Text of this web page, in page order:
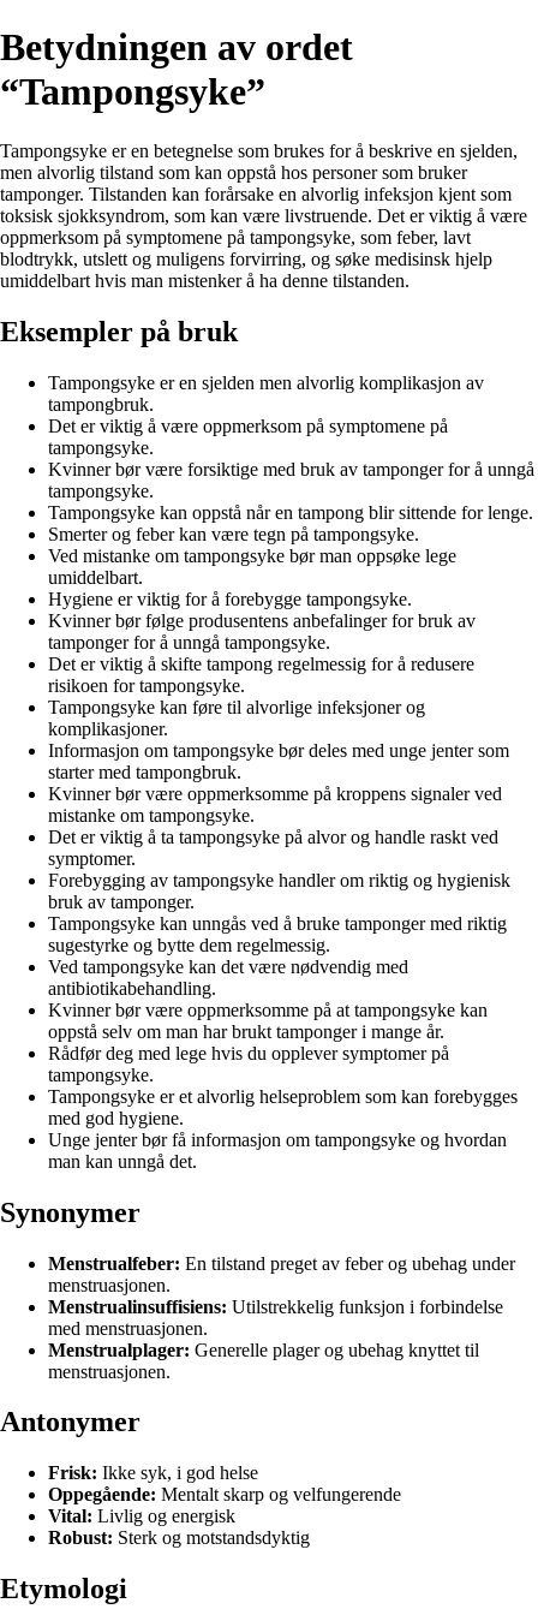
Betydningen av ordet
“Tampongsyke”
Tampongsyke er en betegnelse som brukes for å beskrive en sjelden,
men alvorlig tilstand som kan oppstå hos personer som bruker
tamponger. Tilstanden kan forårsake en alvorlig infeksjon kjent som
toksisk sjokksyndrom, som kan være livstruende. Det er viktig å være
oppmerksom på symptomene på tampongsyke, som feber, lavt
blodtrykk, utslett og muligens forvirring, og søke medisinsk hjelp
umiddelbart hvis man mistenker å ha denne tilstanden.
Eksempler på bruk
Tampongsyke er en sjelden men alvorlig komplikasjon av
tampongbruk.
Det er viktig å være oppmerksom på symptomene på
tampongsyke.
Kvinner bør være forsiktige med bruk av tamponger for å unngå
tampongsyke.
Tampongsyke kan oppstå når en tampong blir sittende for lenge.
Smerter og feber kan være tegn på tampongsyke.
Ved mistanke om tampongsyke bør man oppsøke lege
umiddelbart.
Hygiene er viktig for å forebygge tampongsyke.
Kvinner bør følge produsentens anbefalinger for bruk av
tamponger for å unngå tampongsyke.
Det er viktig å skifte tampong regelmessig for å redusere
risikoen for tampongsyke.
Tampongsyke kan føre til alvorlige infeksjoner og
komplikasjoner.
Informasjon om tampongsyke bør deles med unge jenter som
starter med tampongbruk.
Kvinner bør være oppmerksomme på kroppens signaler ved
mistanke om tampongsyke.
Det er viktig å ta tampongsyke på alvor og handle raskt ved
symptomer.
Forebygging av tampongsyke handler om riktig og hygienisk
bruk av tamponger.
Tampongsyke kan unngås ved å bruke tamponger med riktig
sugestyrke og bytte dem regelmessig.
Ved tampongsyke kan det være nødvendig med
antibiotikabehandling.
Kvinner bør være oppmerksomme på at tampongsyke kan
oppstå selv om man har brukt tamponger i mange år.
Rådfør deg med lege hvis du opplever symptomer på
tampongsyke.
Tampongsyke er et alvorlig helseproblem som kan forebygges
med god hygiene.
Unge jenter bør få informasjon om tampongsyke og hvordan
man kan unngå det.
Synonymer
Menstrualfeber: En tilstand preget av feber og ubehag under
menstruasjonen.
Menstrualinsuffisiens: Utilstrekkelig funksjon i forbindelse
med menstruasjonen.
Menstrualplager: Generelle plager og ubehag knyttet til
menstruasjonen.
Antonymer
Frisk: Ikke syk, i god helse
Oppegående: Mentalt skarp og velfungerende
Vital: Livlig og energisk
Robust: Sterk og motstandsdyktig
Etymologi